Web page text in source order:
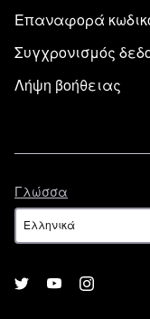
Επαναφορά
Συγχρονισμός
Λήψη βοήθειας
Γλώσσα